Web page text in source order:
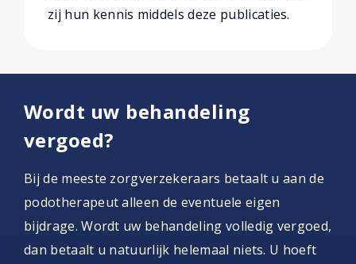
zij hun kennis middels deze publicaties.
Wordt uw behandeling
vergoed?
Bij de meeste zorgverzekeraars betaalt u aan de
podotherapeut alleen de eventuele eigen
bijdrage. Wordt uw behandeling volledig vergoed,
dan betaalt u natuurlijk helemaal niets. U hoeft